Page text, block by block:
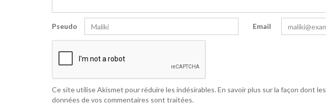
Pseudo Email
Ce site utilise Akismet pour réduire les indésirables.En savoir plus sur la façon dont les
données de vos commentaires sont traitées.